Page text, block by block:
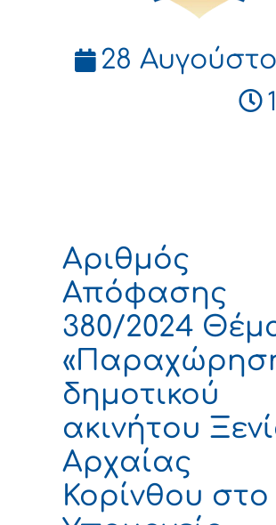
28
Αριθμός
Απόφασης
380/2024
δημοτικού
ακινήτου
Αρχαίας
Κορίνθου στο